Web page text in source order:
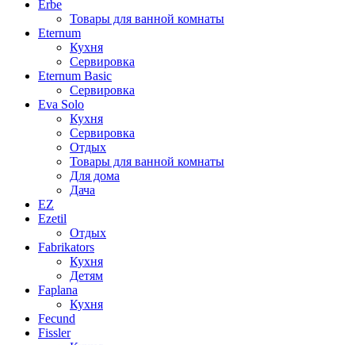
Erbe
Товары для ванной комнаты
Eternum
Кухня
Сервировка
Eternum Basic
Сервировка
Eva Solo
Кухня
Сервировка
Отдых
Товары для ванной комнаты
Для дома
Дача
EZ
Ezetil
Отдых
Fabrikators
Кухня
Детям
Faplana
Кухня
Fecund
Fissler